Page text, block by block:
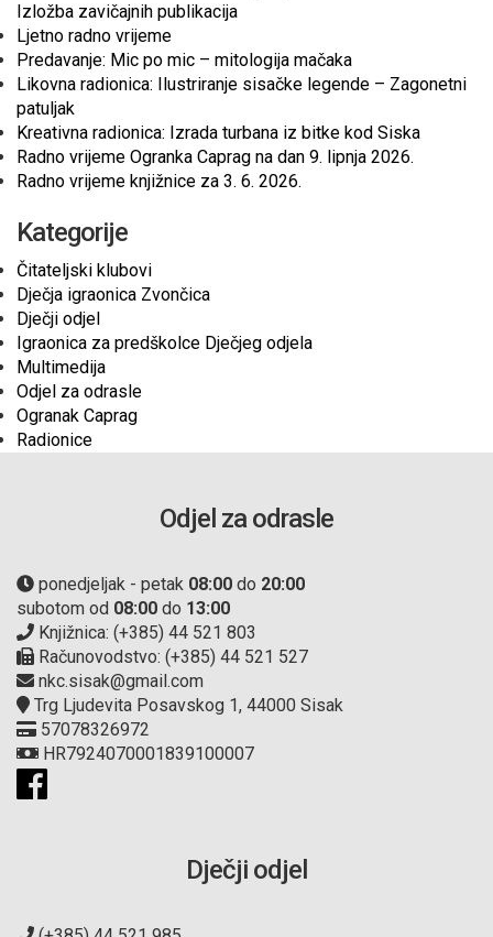
Izložba zavičajnih publikacija
Ljetno radno vrijeme
Predavanje: Mic po mic – mitologija mačaka
Likovna radionica: Ilustriranje sisačke legende – Zagonetni
patuljak
Kreativna radionica: Izrada turbana iz bitke kod Siska
Radno vrijeme Ogranka Caprag na dan 9. lipnja 2026.
Radno vrijeme knjižnice za 3. 6. 2026.
Kategorije
Čitateljski klubovi
Dječja igraonica Zvončica
Dječji odjel
Igraonica za predškolce Dječjeg odjela
Multimedija
Odjel za odrasle
Ogranak Caprag
Radionice
Odjel za odrasle
ponedjeljak - petak 08:00 do 20:00
subotom od 08:00 do 13:00
Knjižnica: (+385) 44 521 803
Računovodstvo: (+385) 44 521 527
nkc.sisak@gmail.com
Trg Ljudevita Posavskog 1, 44000 Sisak
57078326972
HR7924070001839100007
Dječji odjel